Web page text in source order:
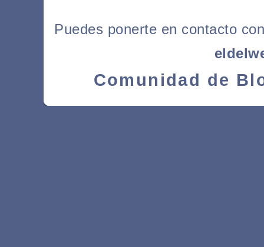
Puedes ponerte en contacto
Comunidad de